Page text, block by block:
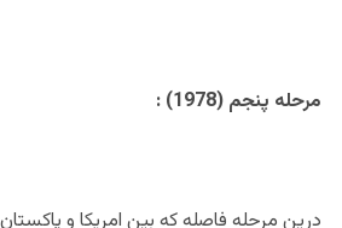
مرحله پنجم (1978) :
درین مرحله فاصله که بین امریکا و